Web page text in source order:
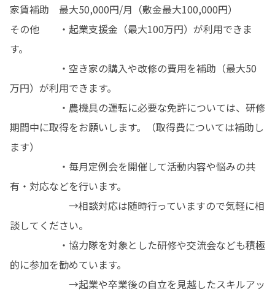
家賃補助　最大50,000円/月（敷金最大100,000円）
その他　　・起業支援金（最大100万円）が利用できま
す。
・空き家の購入や改修の費用を補助（最大50
万円）が利用できます。
・農機具の運転に必要な免許については、研修
期間中に取得をお願いします。（取得費については補助し
ます）
・毎月定例会を開催して活動内容や悩みの共
有・対応などを行います。
→相談対応は随時行っていますので気軽に相
談してください。
・協力隊を対象とした研修や交流会なども積極
的に参加を勧めています。
→起業や卒業後の自立を見越したスキルアッ